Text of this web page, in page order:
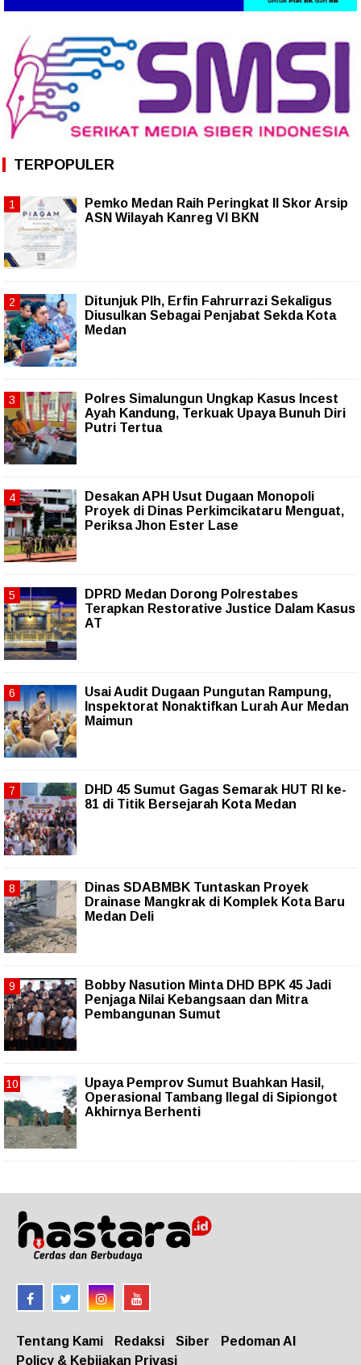
TERPOPULER
Pemko Medan Raih Peringkat II Skor Arsip
ASN Wilayah Kanreg VI BKN
Ditunjuk Plh, Erfin Fahrurrazi Sekaligus
Diusulkan Sebagai Penjabat Sekda Kota
Medan
Polres Simalungun Ungkap Kasus Incest
Ayah Kandung, Terkuak Upaya Bunuh Diri
Putri Tertua
Desakan APH Usut Dugaan Monopoli
Proyek di Dinas Perkimcikataru Menguat,
Periksa Jhon Ester Lase
DPRD Medan Dorong Polrestabes
Terapkan Restorative Justice Dalam Kasus
AT
Usai Audit Dugaan Pungutan Rampung,
Inspektorat Nonaktifkan Lurah Aur Medan
Maimun
DHD 45 Sumut Gagas Semarak HUT RI ke-
81 di Titik Bersejarah Kota Medan
Dinas SDABMBK Tuntaskan Proyek
Drainase Mangkrak di Komplek Kota Baru
Medan Deli
Bobby Nasution Minta DHD BPK 45 Jadi
Penjaga Nilai Kebangsaan dan Mitra
Pembangunan Sumut
Upaya Pemprov Sumut Buahkan Hasil,
Operasional Tambang Ilegal di Sipiongot
Akhirnya Berhenti
Tentang Kami Redaksi Siber
Pedoman AI
Policy & Kebijakan Privasi